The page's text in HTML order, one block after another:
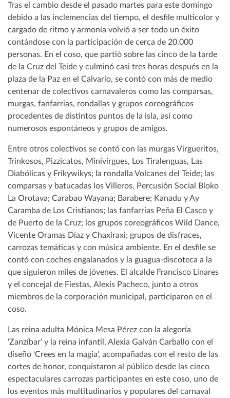
Tras el cambio desde el pasado martes para este domingo
debido a las inclemencias del tiempo, el desfile multicolor y
cargado de ritmo y armonía volvió a ser todo un éxito
contándose con la participación de cerca de 20.000
personas. En el coso, que partió sobre las cinco de la tarde
de la Cruz del Teide y culminó casi tres horas después en la
plaza de la Paz en el Calvario, se contó con más de medio
centenar de colectivos carnavaleros como las comparsas,
murgas, fanfarrias, rondallas y grupos coreográficos
procedentes de distintos puntos de la isla, así como
numerosos espontáneos y grupos de amigos.
Entre otros colectivos se contó con las murgas Virgueritos,
Trinkosos, Pizzicatos, Minivirgues, Los Tiralenguas, Las
Diabólicas y Frikywikys; la rondalla Volcanes del Teide; las
comparsas y batucadas los Villeros, Percusión Social Bloko
La Orotava; Carabao Wayana; Barabere; Kanadu y Ay
Caramba de Los Cristianos; las fanfarrias Peña El Casco y
de Puerto de la Cruz; los grupos coreográficos Wild Dance,
Vicente Oramas Díaz y Chaxiraxi; grupos de disfraces,
carrozas temáticas y con música ambiente. En el desfile se
contó con coches engalanados y la guagua-discoteca a la
que siguieron miles de jóvenes. El alcalde Francisco Linares
y el concejal de Fiestas, Alexis Pacheco, junto a otros
miembros de la corporación municipal, participaron en el
coso.
Las reina adulta Mónica Mesa Pérez con la alegoría
‘Zanzíbar’ y la reina infantil, Alexia Galván Carballo con el
diseño ‘Crees en la magia’, acompañadas con el resto de las
cortes de honor, conquistaron al público desde las cinco
espectaculares carrozas participantes en este coso, uno de
los eventos más multitudinarios y populares del carnaval